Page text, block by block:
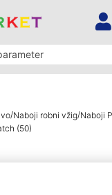
/Naboji robni vžig/Naboji
(50)